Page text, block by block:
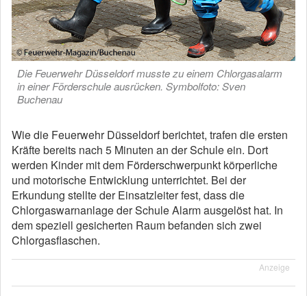
Die Feuerwehr Düsseldorf musste zu einem Chlorgasalarm
in einer Förderschule ausrücken. Symbolfoto: Sven
Buchenau
Wie die Feuerwehr Düsseldorf berichtet, trafen die ersten
Kräfte bereits nach 5 Minuten an der Schule ein. Dort
werden Kinder mit dem Förderschwerpunkt körperliche
und motorische Entwicklung unterrichtet. Bei der
Erkundung stellte der Einsatzleiter fest, dass die
Chlorgaswarnanlage der Schule Alarm ausgelöst hat. In
dem speziell gesicherten Raum befanden sich zwei
Chlorgasflaschen.
Anzeige